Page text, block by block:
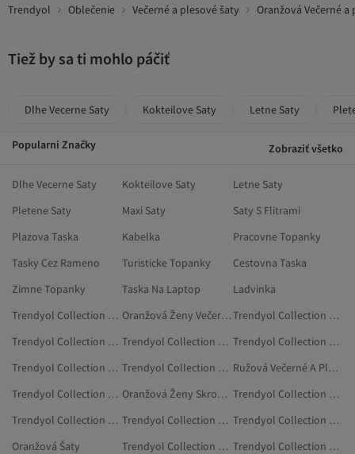
Trendyol Oblečenie Večerné a plesové šaty Oranžová Večerné a
Tiež by sa ti mohlo páčiť
Dlhe Vecerne Saty Kokteilove Saty Letne Saty
Popularni Značky Zobraziť všetko
Dlhe Vecerne Saty Kokteilove Saty
Letne Saty
Pletene Saty
Maxi Saty
Saty S Flitrami
Plazova Taska
Kabelka
Pracovne Topanky
Tasky Cez Rameno
Turisticke Topanky
Cestovna Taska
Zimne Topanky
Taska Na Laptop
Ladvinka
Trendyol Collection Ružová Tehotenské Šaty
Oranžová Ženy Večerné A Plesové Šaty
Trendyol Collection Tmavomodrá Večerné A Plesové Šaty
Trendyol Collection Modrá Večerné A Plesové Šaty
Trendyol Collection Ružová Šaty
Trendyol Collection Fialová Večerné A Plesové Šaty
Trendyol Collection Svadobné Šaty
Trendyol Collection Hnedá Večerné A Plesové Šaty
Ružová Večerné A Plesové Šaty
Trendyol Collection Béžová Skromné Šaty
Oranžová Ženy Skromné Večerné Šaty
Trendyol Collection Skromné Šaty
Trendyol Collection Červená Tehotenské Šaty
Trendyol Collection Červená Šaty
Trendyol Collection Bordová Večerné A Plesové Šaty
Oranžová Šaty
Trendyol Collection Ružová Šaty Na Stužkovú
Trendyol Collection Čierna Svadobné Šaty